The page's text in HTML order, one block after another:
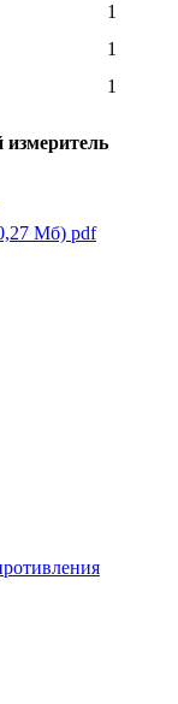
1
1
1
Мб) pdf